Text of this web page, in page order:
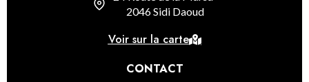
2046 Sidi Daoud
Voir sur la carte
CONTACT